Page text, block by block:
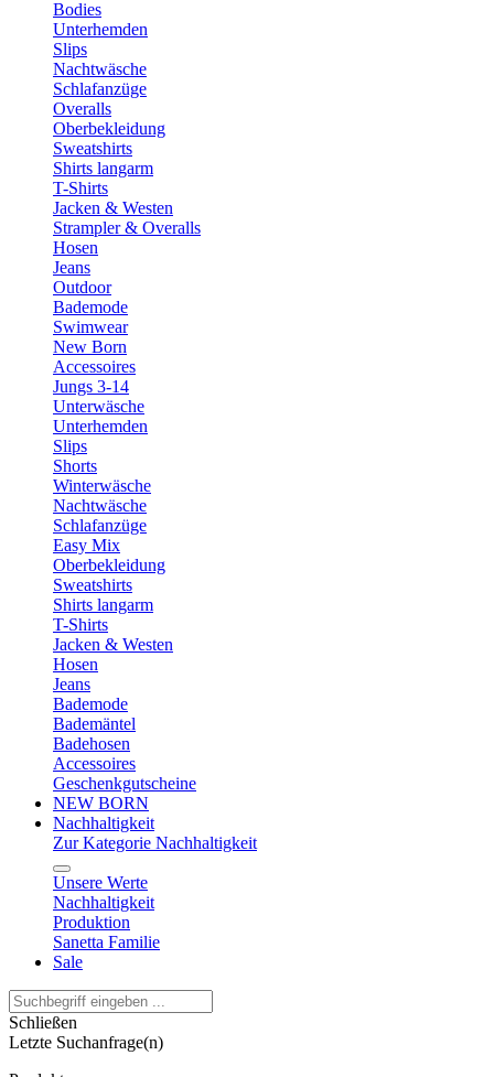
Bodies
Unterhemden
Slips
Nachtwäsche
Schlafanzüge
Overalls
Oberbekleidung
Sweatshirts
Shirts langarm
T-Shirts
Jacken & Westen
Strampler & Overalls
Hosen
Jeans
Outdoor
Bademode
Swimwear
New Born
Accessoires
Jungs 3-14
Unterwäsche
Unterhemden
Slips
Shorts
Winterwäsche
Nachtwäsche
Schlafanzüge
Easy Mix
Oberbekleidung
Sweatshirts
Shirts langarm
T-Shirts
Jacken & Westen
Hosen
Jeans
Bademode
Bademäntel
Badehosen
Accessoires
Geschenkgutscheine
NEW BORN
Nachhaltigkeit
Zur Kategorie Nachhaltigkeit
Unsere Werte
Nachhaltigkeit
Produktion
Sanetta Familie
Sale
Schließen
Letzte Suchanfrage(n)